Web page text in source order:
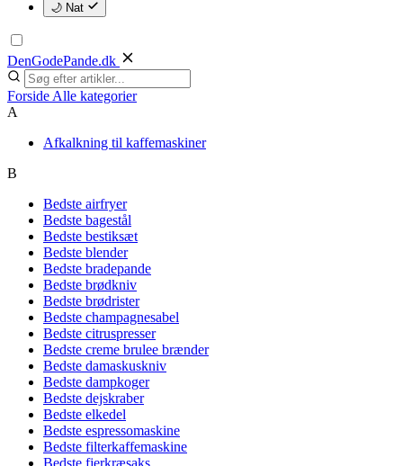
🌙 Nat
DenGodePande.dk
Forside Alle kategorier
A
Afkalkning til kaffemaskiner
B
Bedste airfryer
Bedste bagestål
Bedste bestiksæt
Bedste blender
Bedste bradepande
Bedste brødkniv
Bedste brødrister
Bedste champagnesabel
Bedste citruspresser
Bedste creme brulee brænder
Bedste damaskuskniv
Bedste dampkoger
Bedste dejskraber
Bedste elkedel
Bedste espressomaskine
Bedste filterkaffemaskine
Bedste fjerkræsaks